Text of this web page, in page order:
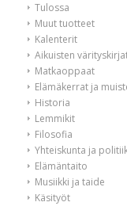
Tulossa
Muut tuotteet
Kalenterit
Aikuisten
Matkaoppaat
Elämäkerrat ja
Historia
Lemmikit
Filosofia
Yhteiskunta ja
Elämäntaito
Musiikki ja taide
Käsityöt